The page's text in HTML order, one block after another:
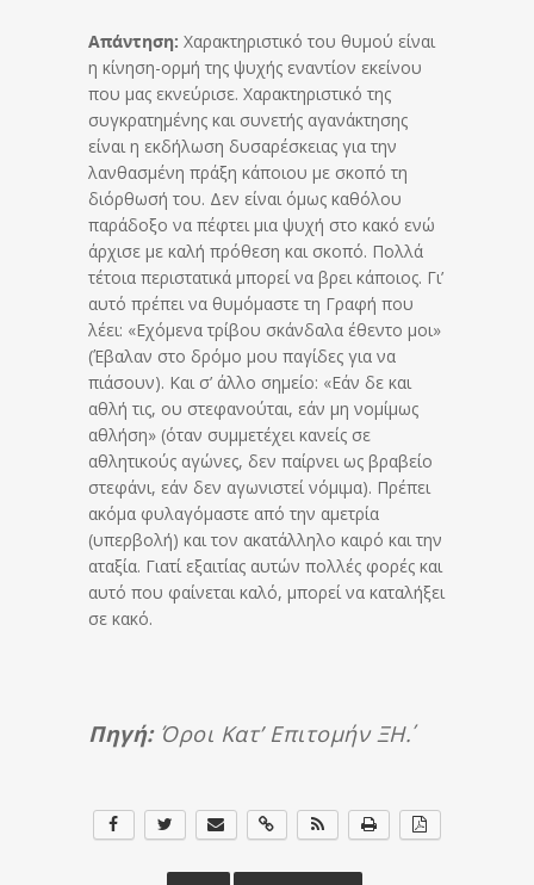
Απάντηση: Χαρακτηριστικό του θυμού είναι
η κίνηση-ορμή της ψυχής εναντίον εκείνου
που μας εκνεύρισε. Χαρακτηριστικό της
συγκρατημένης και συνετής αγανάκτησης
είναι η εκδήλωση δυσαρέσκειας για την
λανθασμένη πράξη κάποιου με σκοπό τη
διόρθωσή του. Δεν είναι όμως καθόλου
παράδοξο να πέφτει μια ψυχή στο κακό ενώ
άρχισε με καλή πρόθεση και σκοπό. Πολλά
τέτοια περιστατικά μπορεί να βρει κάποιος. Γι’
αυτό πρέπει να θυμόμαστε τη Γραφή που
λέει: «Εχόμενα τρίβου σκάνδαλα έθεντο μοι»
(Έβαλαν στο δρόμο μου παγίδες για να
πιάσουν). Και σ’ άλλο σημείο: «Εάν δε και
αθλή τις, ου στεφανούται, εάν μη νομίμως
αθλήση» (όταν συμμετέχει κανείς σε
αθλητικούς αγώνες, δεν παίρνει ως βραβείο
στεφάνι, εάν δεν αγωνιστεί νόμιμα). Πρέπει
ακόμα φυλαγόμαστε από την αμετρία
(υπερβολή) και τον ακατάλληλο καιρό και την
αταξία. Γιατί εξαιτίας αυτών πολλές φορές και
αυτό που φαίνεται καλό, μπορεί να καταλήξει
σε κακό.
Πηγή:Όροι Κατ’ Επιτομήν ΞΗ΄.